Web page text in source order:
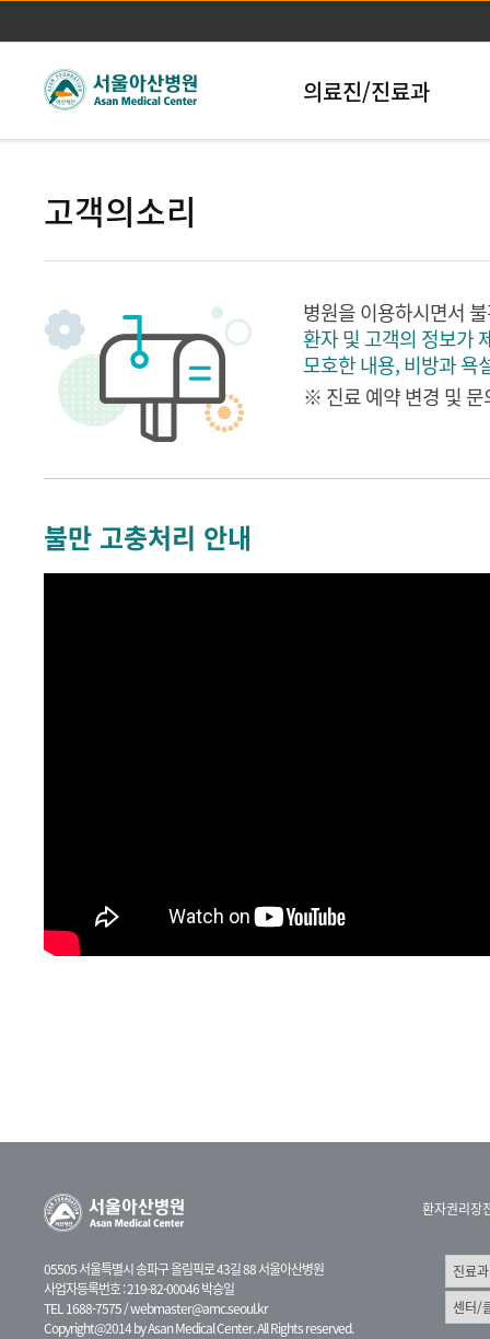
본문바로가기
의료진/진료과
고객의소리
병원을 이용하시면서
환자 및 고객의 정보가
모호한 내용, 비방과 욕
※ 진료 예약 변경 및 문
불만 고충처리 안내
05505 서울특별시 송파구 올림픽로 43길 88 서울아산병원
사업자등록번호 : 219-82-00046 박승일
TEL 1688-7575 /webmaster@amc.seoul.kr
Copyright@2014 by Asan Medical Center. All Rights reserved.
환자권리장